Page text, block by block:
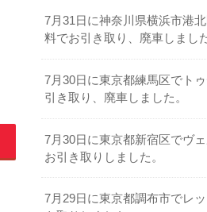
7月31日に神奈川県横浜市港
料でお引き取り、廃車しまし
7月30日に東京都練馬区でト
引き取り、廃車しました。
7月30日に東京都新宿区でヴ
お引き取りしました。
7月29日に東京都調布市でレッ